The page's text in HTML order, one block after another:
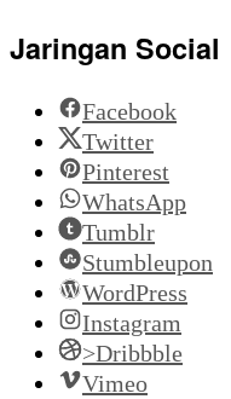
Jaringan Social
Facebook
Twitter
Pinterest
WhatsApp
Tumblr
Stumbleupon
WordPress
Instagram
>Dribbble
Vimeo